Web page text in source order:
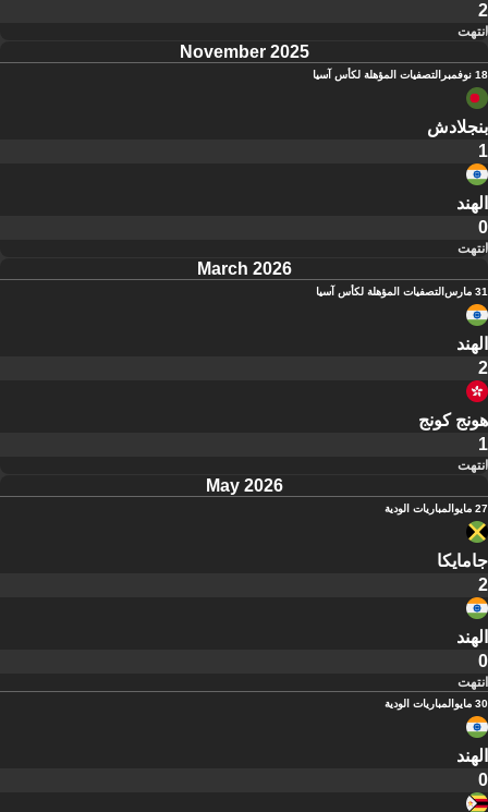
2
انتهت
November 2025
18 نوفمبر التصفيات المؤهلة لكأس آسيا
بنجلادش
1
الهند
0
انتهت
March 2026
31 مارس التصفيات المؤهلة لكأس آسيا
الهند
2
هونج كونج
1
انتهت
May 2026
27 مايو المباريات الودية
جامايكا
2
الهند
0
انتهت
30 مايو المباريات الودية
الهند
0